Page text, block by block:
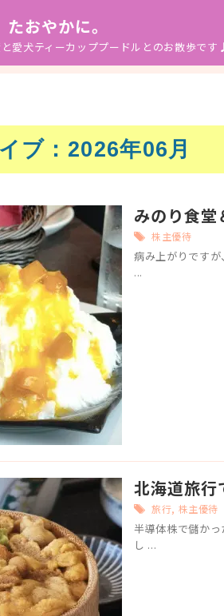
おやかに。
愛犬ティーカッププードルとのお散歩で
ブ：2026年06月
みのり食堂
株主優待
病み上がりです
...
北海道旅行
旅行, 株主優待
半導体株で儲か
し ...